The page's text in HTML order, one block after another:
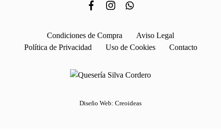
Condiciones de Compra
Aviso Legal
Política de Privacidad
Uso de Cookies Contacto
Diseño Web: Creoideas